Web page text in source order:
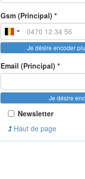
Gsm (Principal) *
Je désire encoder
Email (Principal) *
Je désire
Newsletter
Haut de page